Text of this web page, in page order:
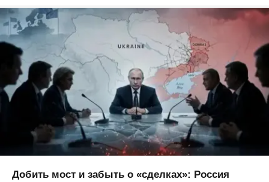
Добить мост и забыть о «сделках»: Россия